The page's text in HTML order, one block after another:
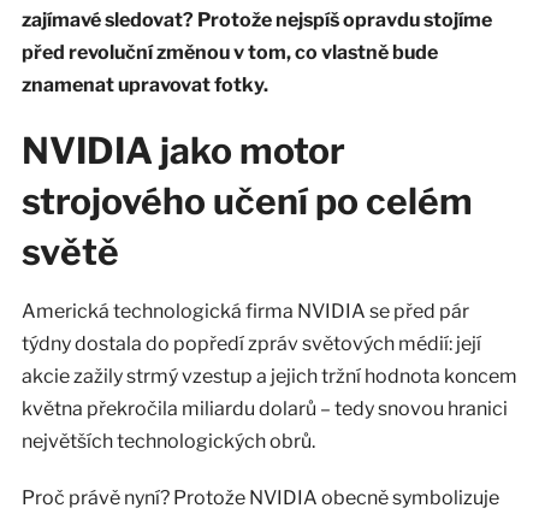
zajímavé sledovat? Protože nejspíš opravdu stojíme
před revoluční změnou v tom, co vlastně bude
znamenat upravovat fotky.
NVIDIA jako motor
strojového učení po celém
světě
Americká technologická firma NVIDIA se před pár
týdny dostala do popředí zpráv světových médií: její
akcie zažily strmý vzestup a jejich tržní hodnota koncem
května překročila miliardu dolarů – tedy snovou hranici
největších technologických obrů.
Proč právě nyní? Protože NVIDIA obecně symbolizuje